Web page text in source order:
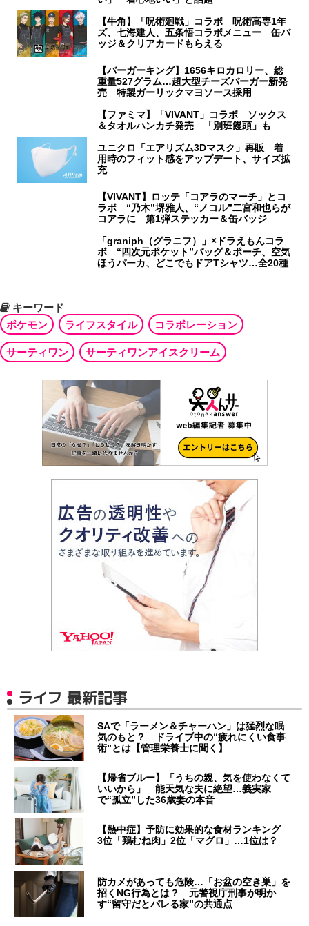
【牛角】「呪術廻戦」コラボ 呪術高専1年
ズ、七海建人、五条悟コラボメニュー 缶バ
ッジ＆クリアカードもらえる
【バーガーキング】1656キロカロリー、総
重量527グラム…超大型チーズバーガー新発
売 特製ガーリックマヨソース採用
【ファミマ】「VIVANT」コラボ ソックス
＆タオルハンカチ発売 「別班饅頭」も
ユニクロ「エアリズム3Dマスク」再販 着
用時のフィット感をアップデート、サイズ拡
充
【VIVANT】ロッテ「コアラのマーチ」とコ
ラボ “乃木”堺雅人、“ノコル”二宮和也らが
コアラに 第1弾ステッカー＆缶バッジ
「graniph（グラニフ）」×ドラえもんコラ
ボ “四次元ポケット”バッグ＆ポーチ、空気
ほうパーカ、どこでもドアTシャツ…全20種
キーワード
ポケモン
ライフスタイル コラボレーション
サーティワン サーティワンアイスクリーム
ライフ 最新記事
SAで「ラーメン＆チャーハン」は猛烈な眠
気のもと？ ドライブ中の“疲れにくい食事
術”とは【管理栄養士に聞く】
【帰省ブルー】「うちの親、気を使わなくて
いいから」 能天気な夫に絶望…義実家
で“孤立”した36歳妻の本音
【熱中症】予防に効果的な食材ランキング
3位「鶏むね肉」2位「マグロ」…1位は？
防カメがあっても危険…「お盆の空き巣」を
招くNG行為とは？ 元警視庁刑事が明か
す“留守だとバレる家”の共通点